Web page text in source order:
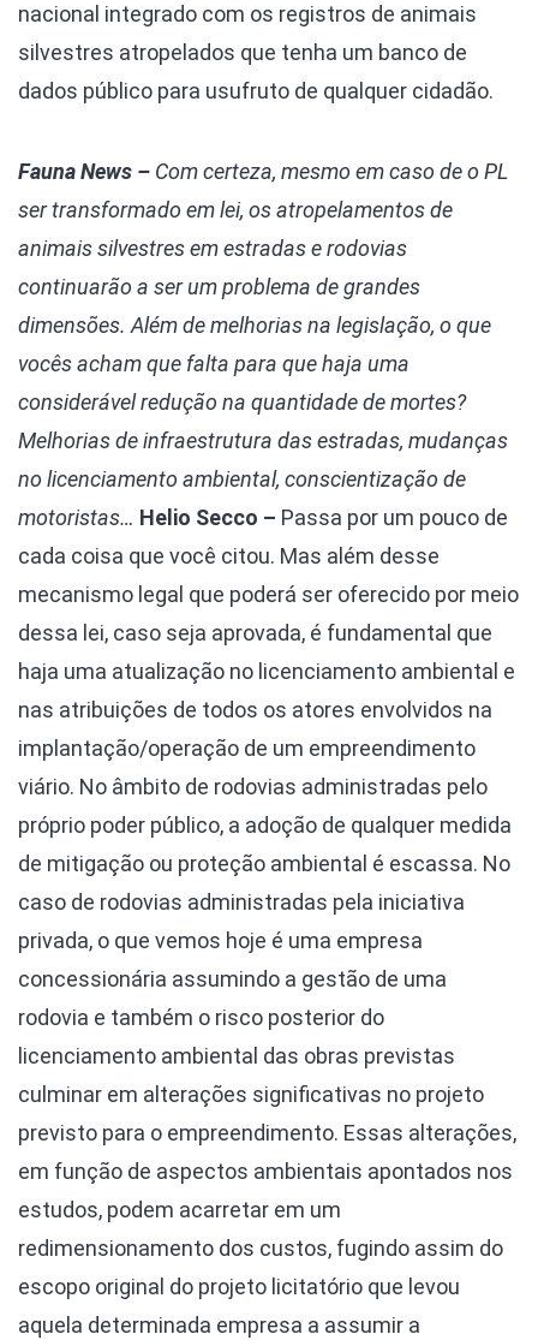
nacional integrado com os registros de animais
silvestres atropelados que tenha um banco de
dados público para usufruto de qualquer cidadão.
Fauna News – Com certeza, mesmo em caso de o PL
ser transformado em lei, os atropelamentos de
animais silvestres em estradas e rodovias
continuarão a ser um problema de grandes
dimensões. Além de melhorias na legislação, o que
vocês acham que falta para que haja uma
considerável redução na quantidade de mortes?
Melhorias de infraestrutura das estradas, mudanças
no licenciamento ambiental, conscientização de
motoristas… Helio Secco – Passa por um pouco de
cada coisa que você citou. Mas além desse
mecanismo legal que poderá ser oferecido por meio
dessa lei, caso seja aprovada, é fundamental que
haja uma atualização no licenciamento ambiental e
nas atribuições de todos os atores envolvidos na
implantação/operação de um empreendimento
viário. No âmbito de rodovias administradas pelo
próprio poder público, a adoção de qualquer medida
de mitigação ou proteção ambiental é escassa. No
caso de rodovias administradas pela iniciativa
privada, o que vemos hoje é uma empresa
concessionária assumindo a gestão de uma
rodovia e também o risco posterior do
licenciamento ambiental das obras previstas
culminar em alterações significativas no projeto
previsto para o empreendimento. Essas alterações,
em função de aspectos ambientais apontados nos
estudos, podem acarretar em um
redimensionamento dos custos, fugindo assim do
escopo original do projeto licitatório que levou
aquela determinada empresa a assumir a